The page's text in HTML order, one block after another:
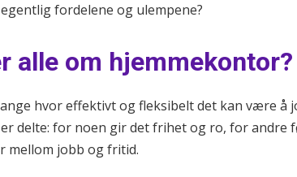
fordelene og ulempene?
alle om hjemmekontor?
hvor effektivt og fleksibelt det kan være å
delte: for noen gir det frihet og ro, for andre
mellom jobb og fritid.